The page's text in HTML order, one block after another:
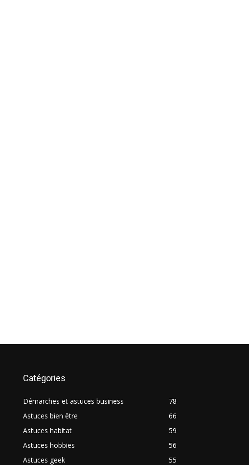
Catégories
Démarches et astuces business
78
Astuces bien être
66
Astuces habitat
59
Astuces hobbies
56
Astuces geek
55